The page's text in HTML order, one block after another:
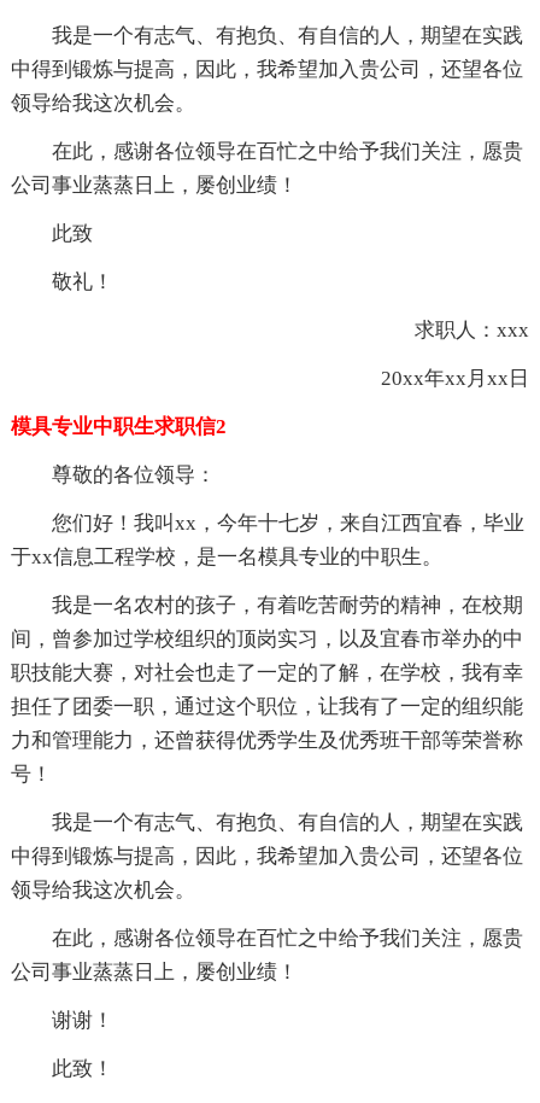
我是一个有志气、有抱负、有自信的人，期望在实践
中得到锻炼与提高，因此，我希望加入贵公司，还望各位
领导给我这次机会。
在此，感谢各位领导在百忙之中给予我们关注，愿贵
公司事业蒸蒸日上，屡创业绩！
此致
敬礼！
求职人：xxx
20xx年xx月xx日
模具专业中职生求职信2
尊敬的各位领导：
您们好！我叫xx，今年十七岁，来自江西宜春，毕业
于xx信息工程学校，是一名模具专业的中职生。
我是一名农村的孩子，有着吃苦耐劳的精神，在校期
间，曾参加过学校组织的顶岗实习，以及宜春市举办的中
职技能大赛，对社会也走了一定的了解，在学校，我有幸
担任了团委一职，通过这个职位，让我有了一定的组织能
力和管理能力，还曾获得优秀学生及优秀班干部等荣誉称
号！
我是一个有志气、有抱负、有自信的人，期望在实践
中得到锻炼与提高，因此，我希望加入贵公司，还望各位
领导给我这次机会。
在此，感谢各位领导在百忙之中给予我们关注，愿贵
公司事业蒸蒸日上，屡创业绩！
谢谢！
此致！